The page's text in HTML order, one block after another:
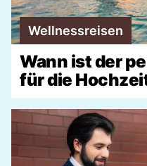
Wellnessreisen
Wann ist der
für die